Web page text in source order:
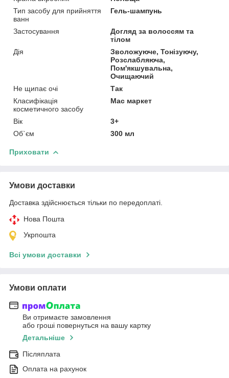
Тип засобу для прийняття
ванн
Гель-шампунь
Застосування
Догляд за волоссям та
тілом
Дія
Зволожуюче, Тонізуючу,
Розслабляюча,
Пом'якшувальна,
Очищаючий
Не щипає очі
Так
Класифікація
косметичного засобу
Мас маркет
Вік
3+
Об`єм
300 мл
Приховати
Умови доставки
Доставка здійснюється тільки по передоплаті.
Нова Пошта
Укрпошта
Всі умови доставки
Умови оплати
Ви отримаєте замовлення
або гроші повернуться на вашу картку
Детальніше
Післяплата
Оплата на рахунок